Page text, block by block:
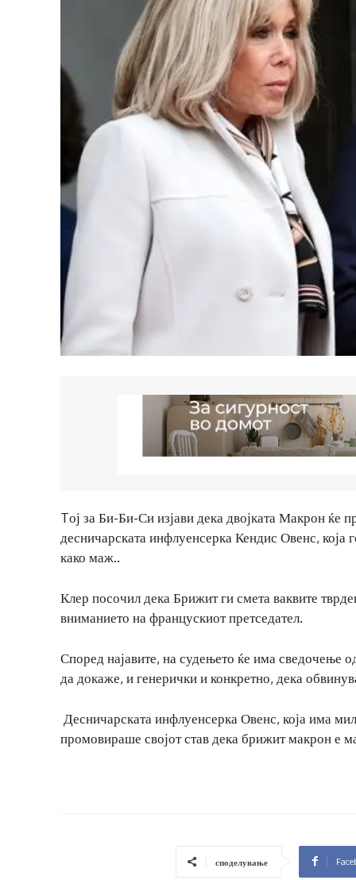
Tој за Би-Би-Си изјави дека двојката Макрон ќе
десничарската инфлуенсерка Кендис Овенс,
како маж..
Клер посочил дека Брижит ги смета ваквите
вниманието на францускиот претседател.
Според најавите, на судењето ќе има сведочење
да докаже, и генерички и конкретно, дека
Десничарската инфлуенсерка Овенс, која има
промовираше својот став дека брижит макрон е
споделување